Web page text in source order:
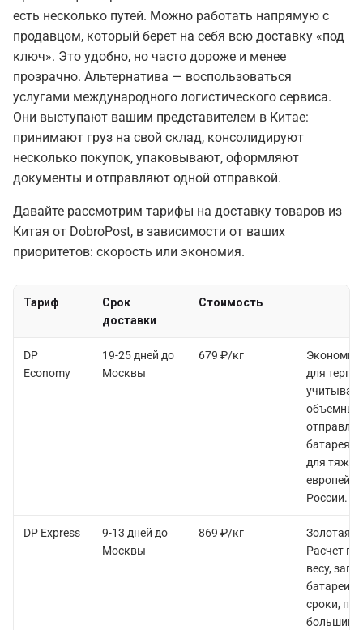
есть несколько путей. Можно работать напрямую с
продавцом, который берет на себя всю доставку «под
ключ». Это удобно, но часто дороже и менее
прозрачно. Альтернатива — воспользоваться
услугами международного логистического сервиса.
Они выступают вашим представителем в Китае:
принимают груз на свой склад, консолидируют
несколько покупок, упаковывают, оформляют
документы и отправляют одной отправкой.
Давайте рассмотрим тарифы на доставку товаров из
Китая от DobroPost, в зависимости от ваших
приоритетов: скорость или экономия.
Тариф
Срок
доставки
Стоимость
DP
Economy
19-25 дней до
Москвы
679 ₽/кг
для
для
России.
DP Express
9-13 дней до
Москвы
869 ₽/кг
Золотая
Расчет
весу,
батареи.
сроки,